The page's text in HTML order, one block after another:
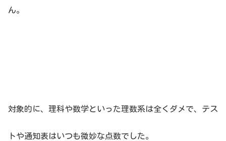
ん。
対象的に、理科や数学といった理数系は全くダメで、テス
トや通知表はいつも微妙な点数でした。